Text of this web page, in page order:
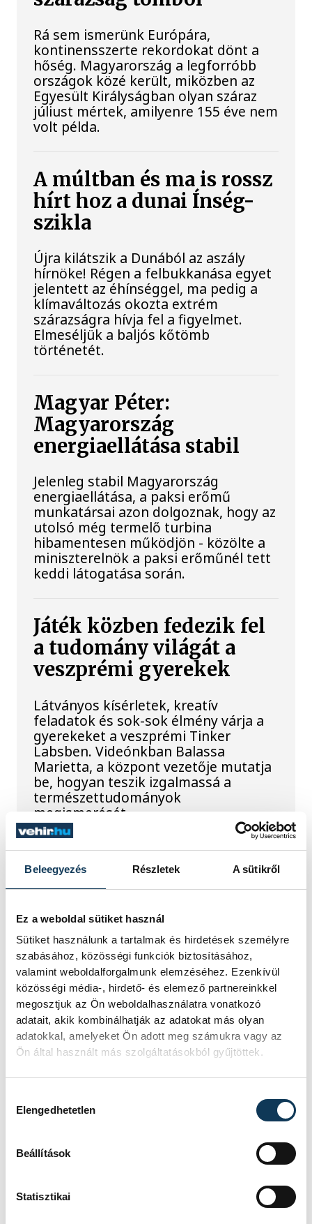
Beleegyezés Részletek A sütikről
Ez a weboldal sütiket használ
Sütiket használunk a tartalmak és hirdetések személyre
szabásához, közösségi funkciók biztosításához,
valamint weboldalforgalmunk elemzéséhez. Ezenkívül
közösségi média-, hirdető- és elemező partnereinkkel
megosztjuk az Ön weboldalhasználatra vonatkozó
adatait, akik kombinálhatják az adatokat más olyan
adatokkal, amelyeket Ön adott meg számukra vagy az
Ön által használt más szolgáltatásokból gyűjtöttek.
Elengedhetetlen
Beállítások
Statisztikai
Rá sem ismerünk Európára,
kontinensszerte rekordokat dönt a
hőség. Magyarország a legforróbb
országok közé került, miközben az
Egyesült Királyságban olyan száraz
júliust mértek, amilyenre 155 éve nem
volt példa.
A múltban és ma is rossz
hírt hoz a dunai Ínség-
szikla
Újra kilátszik a Dunából az aszály
hírnöke! Régen a felbukkanása egyet
jelentett az éhínséggel, ma pedig a
klímaváltozás okozta extrém
szárazságra hívja fel a figyelmet.
Elmeséljük a baljós kőtömb
történetét.
Magyar Péter:
Magyarország
energiaellátása stabil
Jelenleg stabil Magyarország
energiaellátása, a paksi erőmű
munkatársai azon dolgoznak, hogy az
utolsó még termelő turbina
hibamentesen működjön - közölte a
miniszterelnök a paksi erőműnél tett
keddi látogatása során.
Játék közben fedezik fel
a tudomány világát a
veszprémi gyerekek
Látványos kísérletek, kreatív
feladatok és sok-sok élmény várja a
gyerekeket a veszprémi Tinker
Labsben. Videónkban Balassa
Marietta, a központ vezetője mutatja
be, hogyan teszik izgalmassá a
természettudományok
megismerését.
Augusztus 12-én
napfogyatkozás és
csillaghullás is vár ránk
Az év legsűrűbb csillagászati napján,
augusztus 12-én éjjel tetőzik majd a
Perseidák hullócsillagraj, de
ugyanezen a napon részleges
napfogyatkozást is meg lehet majd
figyelni.
Lekapcsolják Veszprém
elzárják a szökőkutakat
A kormány energiatakarékossági
felhívásához csatlakozva Veszprém
városa és Veszprémi Főegyházmegye
is lekapcsolta a veszprémi épületek
és nevezetességek díszkivilágítását.